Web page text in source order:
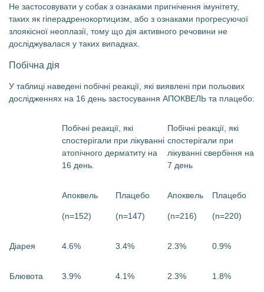
Не застосовувати у собак з ознаками пригнічення імунітету,
таких як гіперадренокортицизм, або з ознаками прогресуючої
злоякісної неоплазії, тому що дія активного речовини не
досліджувалася у таких випадках.
Побічна дія
У таблиці наведені побічні реакції, які виявлені при польових
дослідженнях на 16 день застосування АПОКВЕЛЬ та плацебо:
Побічні реакції, які
спостерігали при лікуванні
атопічного дерматиту на
16 день.
Побічні реакції, які
спостерігали при
лікуванні свербіння на
7 день
Апоквель
(n=152)
Плацебо
(n=147)
Апоквель
(n=216)
Плацебо
(n=220)
Діарея 4.6% 3.4% 2.3% 0.9%
Блювота 3.9% 4.1% 2.3% 1.8%